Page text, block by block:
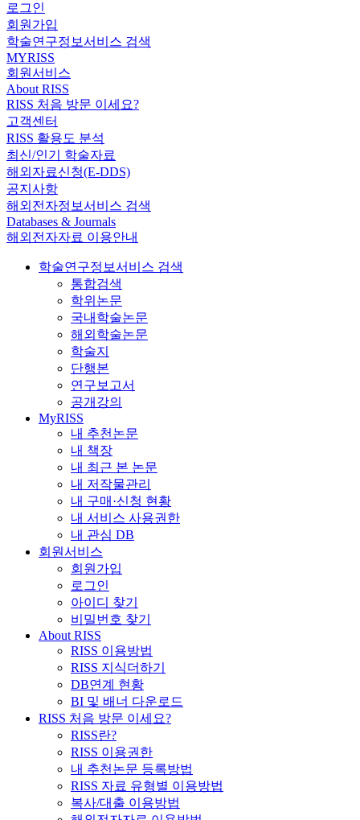
로그인
회원가입
학술연구정보서비스 검색
MYRISS
회원서비스
About RISS
RISS 처음 방문 이세요?
고객센터
RISS 활용도 분석
최신/인기 학술자료
해외자료신청(E-DDS)
공지사항
해외전자정보서비스 검색
Databases & Journals
해외전자자료 이용안내
학술연구정보서비스 검색
통합검색
학위논문
국내학술논문
해외학술논문
학술지
단행본
연구보고서
공개강의
MyRISS
내 추천논문
내 책장
내 최근 본 논문
내 저작물관리
내 구매·신청 현황
내 서비스 사용권한
내 관심 DB
회원서비스
회원가입
로그인
아이디 찾기
비밀번호 찾기
About RISS
RISS 이용방법
RISS 지식더하기
DB연계 현황
BI 및 배너 다운로드
RISS 처음 방문 이세요?
RISS란?
RISS 이용권한
내 추천논문 등록방법
RISS 자료 유형별 이용방법
복사/대출 이용방법